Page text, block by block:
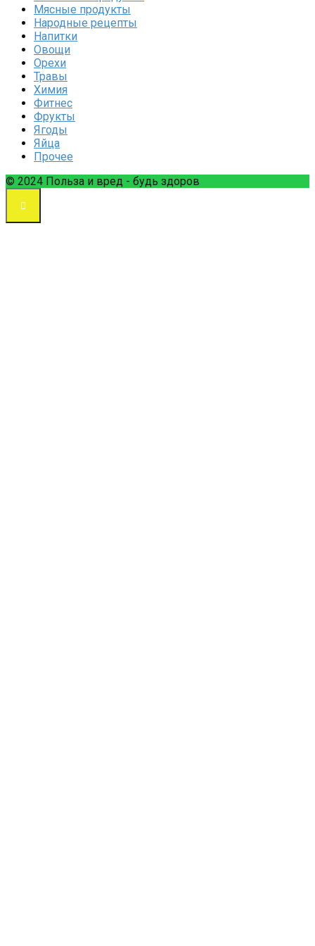
Мясные продукты
Народные рецепты
Напитки
Овощи
Орехи
Травы
Химия
Фитнес
Фрукты
Ягоды
Яйца
Прочее
© 2024 Польза и вред - будь здоров